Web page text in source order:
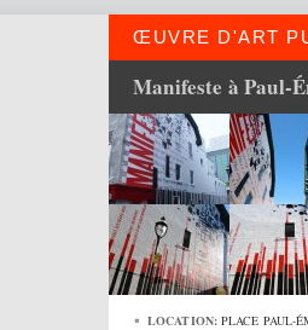
ŒUVRE D'ART
Manifeste à Paul-
LOCATION: PLACE PAUL-